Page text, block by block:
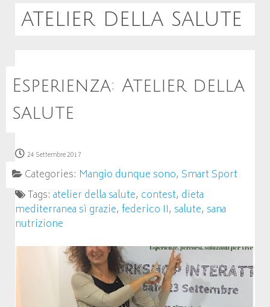
atelier della salute
Esperienza: Atelier della
salute
24 Settembre 2017
Categories: Mangio dunque sono, Smart Sport
Tags: atelier della salute, contest, dieta
mediterranea sì grazie, federico II, salute, sana
nutrizione